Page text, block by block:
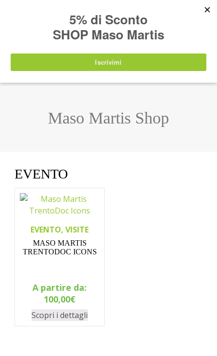
IT EN DE SHOP
Maso Martis Shop
EVENTO
EVENTO, VISITE
MASO MARTIS
TRENTODOC ICONS
A partire da:
100,00€
Scopri i dettagli
nuovamente disponibili a partire da
agosto 2026.